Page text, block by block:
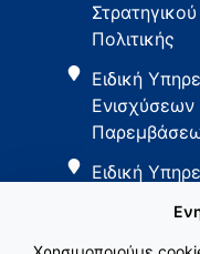
Πολιτικής
Ειδική
Ειδική